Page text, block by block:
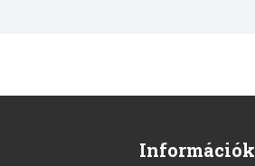
Információk